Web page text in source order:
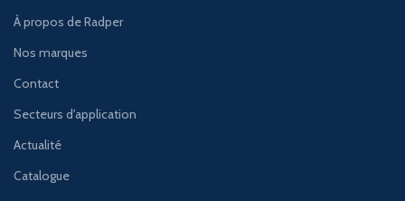
À propos de Radper
Nos marques
Contact
Secteurs d'application
Actualité
Catalogue